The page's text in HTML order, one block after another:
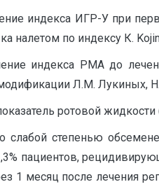
индекса ИГР-У при
налетом по индексу К.
индекса РМА до
Л.М. Лукиных,
ротовой
слабой степенью
пациентов,
1 месяц после лечения